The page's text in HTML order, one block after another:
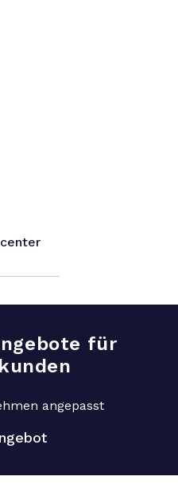
für
angepasst